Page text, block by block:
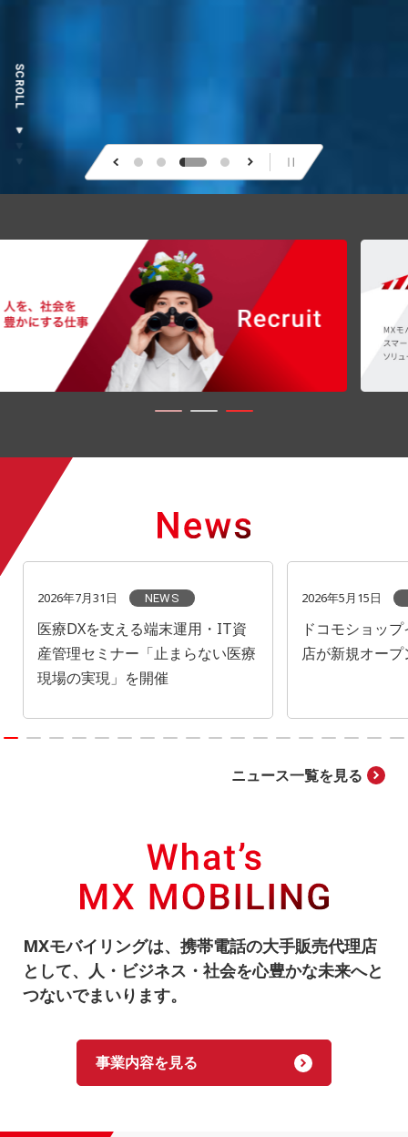
SCROLL
2026年7月31日 NEWS
医療DXを支える端末運用・IT資
産管理セミナー「止まらない医療
現場の実現」を開催
2026年5月15日
ドコモショッ
店が新規オープ
ニュース一覧を見る
MXモバイリングは、携帯電話の大手販売代理店
として、 人・ビジネス・社会を心豊かな未来へと
つないでまいります。
事業内容を見る